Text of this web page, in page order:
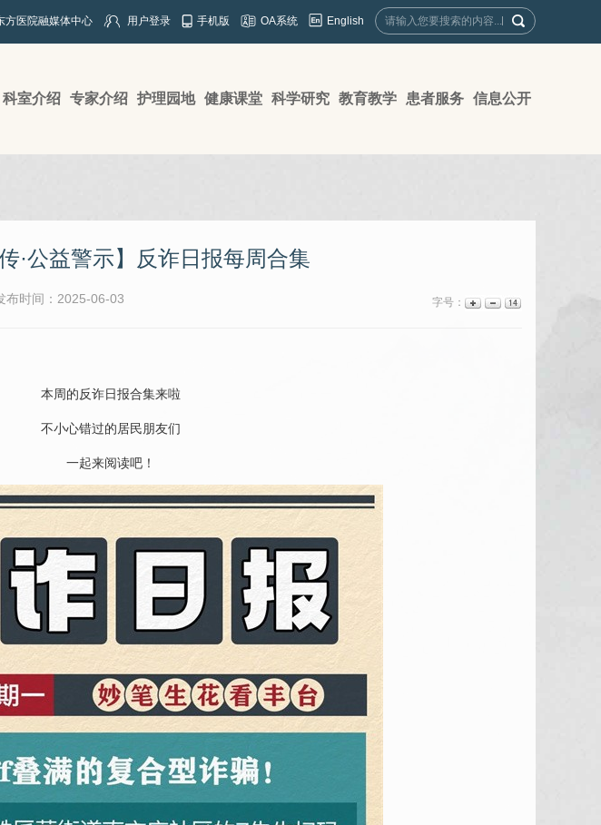
方医院融媒体中心 用户登录 手机版 OA系统 English
科室介绍 专家介绍 护理园地 健康课堂 科学研究 教育教学 患者服务 信息公开
传·公益警示】反诈日报每周合集
布时间：2025-06-03 字号：
本周的反诈日报合集来啦
不小心错过的居民朋友们
一起来阅读吧！